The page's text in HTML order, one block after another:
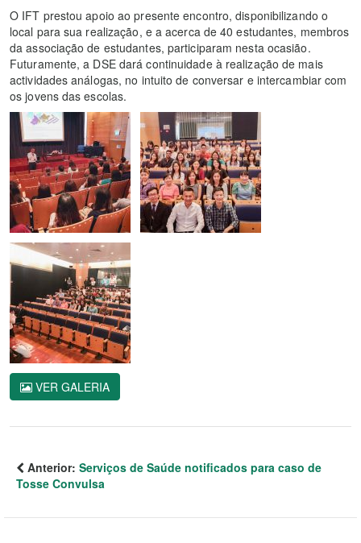
O IFT prestou apoio ao presente encontro, disponibilizando o
local para sua realização, e a acerca de 40 estudantes, membros
da associação de estudantes, participaram nesta ocasião.
Futuramente, a DSE dará continuidade à realização de mais
actividades análogas, no intuito de conversar e intercambiar com
os jovens das escolas.
VER GALERIA
Anterior: Serviços de Saúde notificados para caso de
Tosse Convulsa